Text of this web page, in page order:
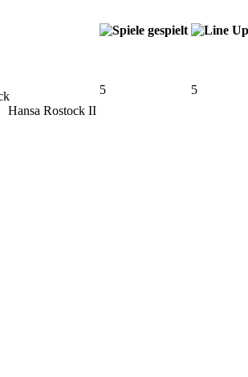
Hansa Rostock II
5 5